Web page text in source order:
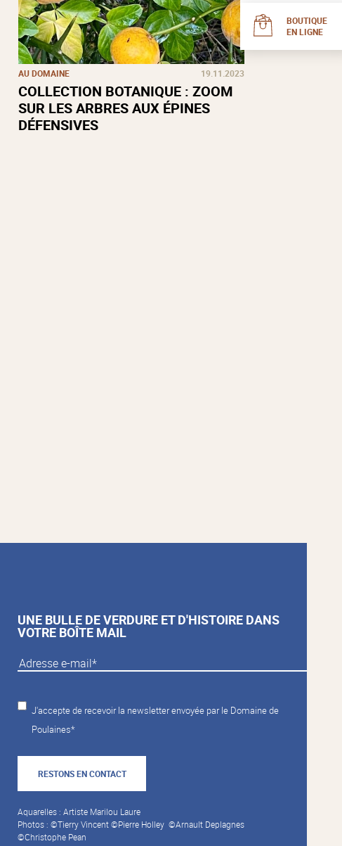
BOUTIQUE
EN LIGNE
AU DOMAINE 19.11.2023
COLLECTION BOTANIQUE : ZOOM
SUR LES ARBRES AUX ÉPINES
DÉFENSIVES
UNE BULLE DE VERDURE ET D'HISTOIRE DANS
VOTRE BOÎTE MAIL
J'accepte de recevoir la newsletter envoyée par le Domaine de
Poulaines*
RESTONS EN CONTACT
Aquarelles : Artiste Marilou Laure
Photos : ©Tierry Vincent ©Pierre Holley ©Arnault Deplagnes
©Christophe Pean